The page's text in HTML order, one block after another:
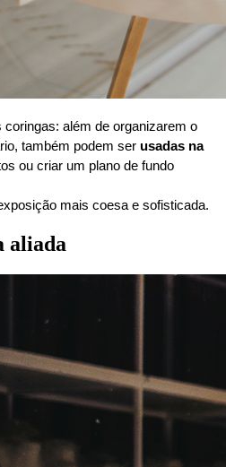
além de organizarem o
também podem ser usadas na
ou criar um plano de fundo
mais coesa e sofisticada.
aliada